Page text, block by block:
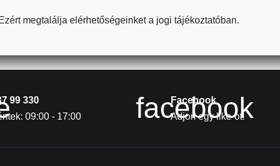
megtalálja elérhetőségeinket a jogi tájékoztatóban.
99 330
09:00 - 17:00
facebook
Facebook
Adjon egy like-ot!